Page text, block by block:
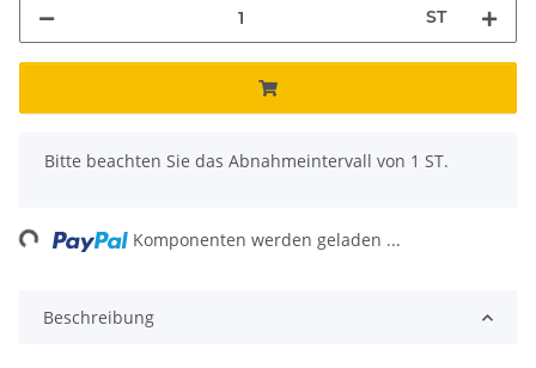
ST
x
Bitte beachten Sie das Abnahmeintervall von 1 ST.
Komponenten werden geladen ...
Beschreibung